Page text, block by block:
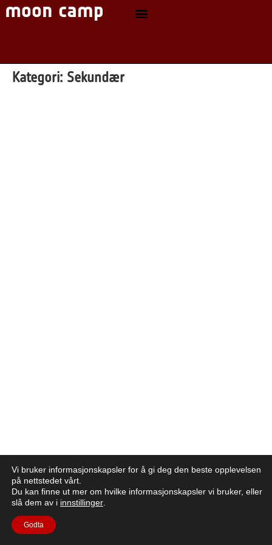
Kategori: Sekundær
Vi bruker informasjonskapsler for å gi deg den beste opplevelsen
på nettstedet vårt.
Du kan finne ut mer om hvilke informasjonskapsler vi bruker, eller
slå dem av i innstillinger
Godta